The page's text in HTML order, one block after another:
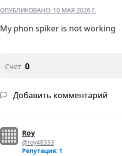
ОПУБЛИКОВАНО: 10 МАЯ 2026 Г.
My phon spiker is not working
Счет 0
Добавить комментарий
Roy
@roy48333
Репутация: 1